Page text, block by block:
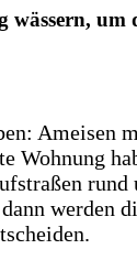
um
Ameisen
Wohnung
rund
werden